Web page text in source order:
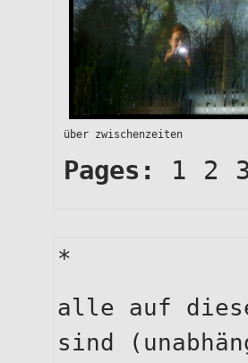
über zwischenzeiten
Pages: 1 2
*
alle auf
sind